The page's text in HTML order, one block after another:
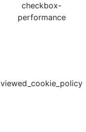
checkbox-
performance
viewed_cookie_policy